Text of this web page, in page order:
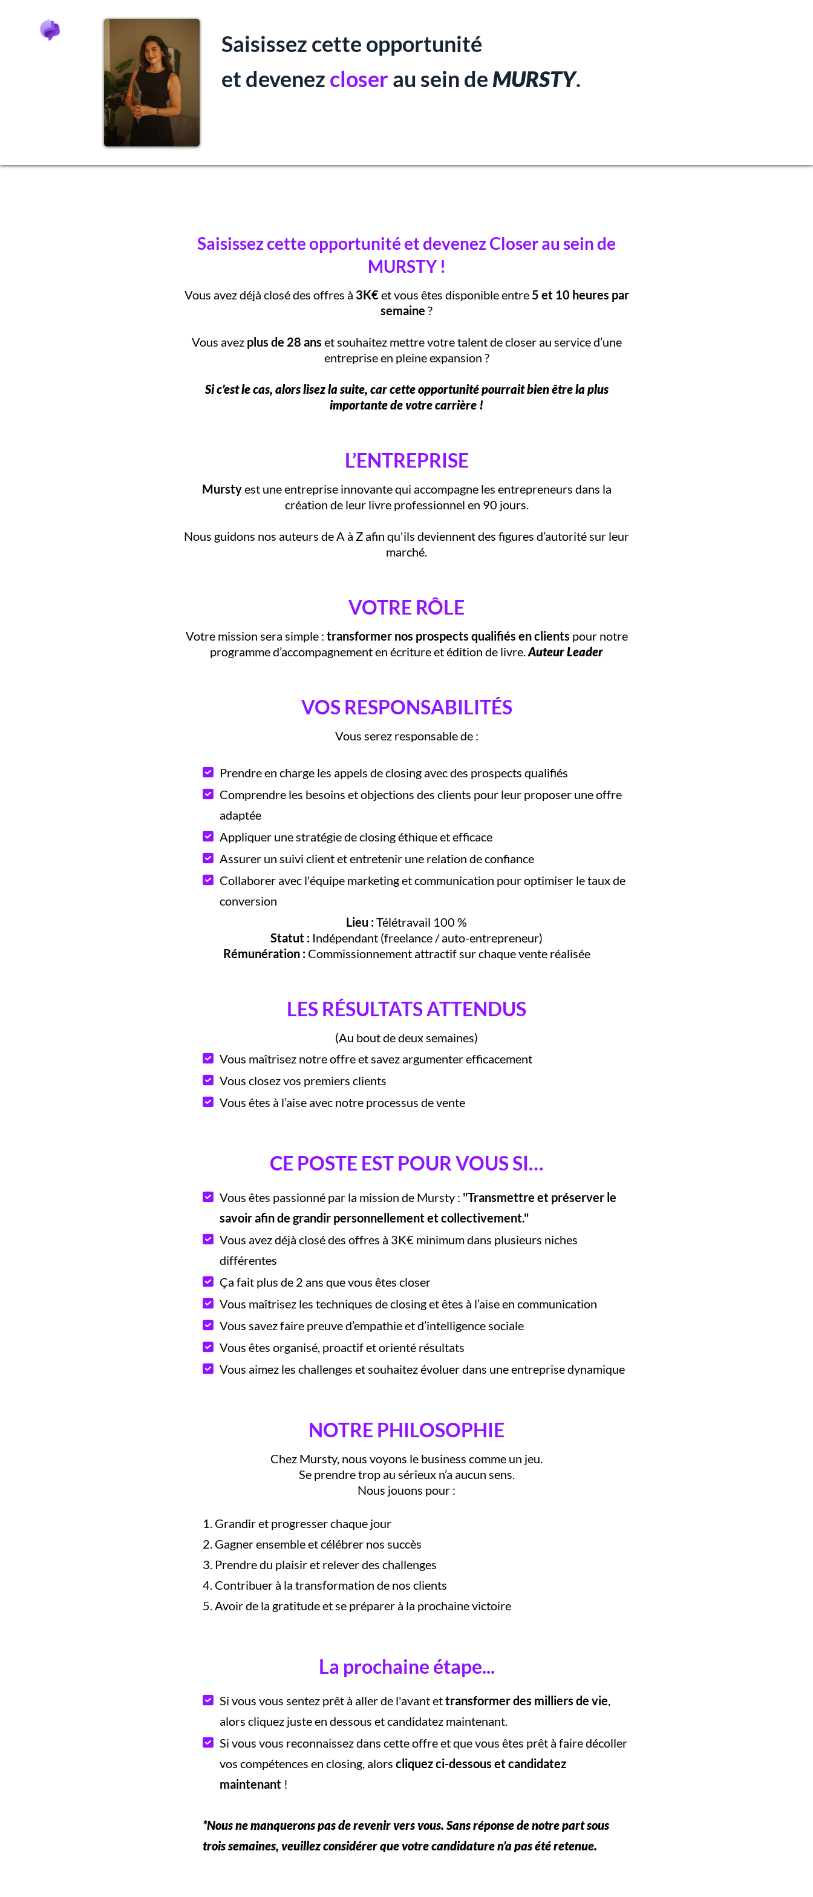
Saisissez cette opportunité
et devenez closer au sein de MURSTY.
Saisissez cette opportunité et devenez Closer au sein de
MURSTY !
Vous avez déjà closé des offres à 3K€et vous êtes disponible entre 5 et 10 heures par
semaine ?
Vous avez plus de 28 ans et souhaitez mettre votre talent de closer au service d’une
entreprise en pleine expansion ?
Si c’est le cas, alors lisez la suite, car cette opportunité pourrait bien être la plus
importante de votre carrière !
L’ENTREPRISE
Murstyest une entreprise innovante qui accompagne les entrepreneurs dans la
création de leur livre professionnel en 90 jours.
Nous guidons nos auteurs de A à Z afin qu'ils deviennent des figures d’autorité sur leur
marché.
VOTRE RÔLE
Votre mission sera simple : transformer nos prospects qualifiés en clients pour notre
programme d’accompagnement en écriture et édition de livre. Auteur Leader
VOS RESPONSABILITÉS
Vous serez responsable de :
Prendre en charge les appels de closing avec des prospects qualifiés
Comprendre les besoins et objections des clients pour leur proposer une offre
adaptée
Appliquer une stratégie de closing éthique et efficace
Assurer un suivi client et entretenir une relation de confiance
Collaborer avec l'équipe marketing et communication pour optimiser le taux de
conversion
Lieu :Télétravail 100 %
Statut : Indépendant (freelance / auto-entrepreneur)
Rémunération :Commissionnement attractif sur chaque vente réalisée
LES RÉSULTATS ATTENDUS
(Au bout de deux semaines)
Vous maîtrisez notre offre et savez argumenter efficacement
Vous closez vos premiers clients
Vous êtes à l’aise avec notre processus de vente
CE POSTE EST POUR VOUS SI…
Vous êtes passionné par la mission de Mursty : "Transmettre et préserver le
savoir afin de grandir personnellement et collectivement."
Vous avez déjà closé des offres à 3K€ minimum dans plusieurs niches
différentes
Ça fait plus de 2 ans que vous êtes closer
Vous maîtrisez les techniques de closing et êtes à l’aise en communication
Vous savez faire preuve d’empathie et d’intelligence sociale
Vous êtes organisé, proactif et orienté résultats
Vous aimez les challenges et souhaitez évoluer dans une entreprise dynamique
NOTRE PHILOSOPHIE
Chez Mursty, nous voyons le business comme un jeu.
Se prendre trop au sérieux n’a aucun sens.
Nous jouons pour :
1. Grandir et progresser chaque jour
2. Gagner ensemble et célébrer nos succès
3. Prendre du plaisir et relever des challenges
4. Contribuer à la transformation de nos clients
5. Avoir de la gratitude et se préparer à la prochaine victoire
La prochaine étape...
Si vous vous sentez prêt à aller de l'avant ettransformer des milliers de vie
alors cliquez juste en dessous et candidatez maintenant.
Si vous vous reconnaissez dans cette offre et que vous êtes prêt à faire décoller
vos compétences en closing, alors cliquez ci-dessous et candidatez
maintenant !
*Nous ne manquerons pas de revenir vers vous. Sans réponse de notre part sous
trois semaines, veuillez considérer que votre candidature n’a pas été retenue.